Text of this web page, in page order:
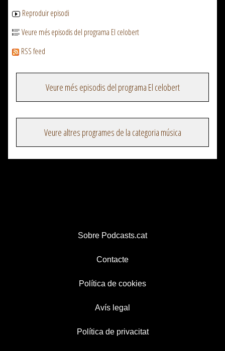
Reproduir episodi
Veure més episodis del programa El celobert
RSS feed
Veure més episodis del programa El celobert
Veure altres programes de la categoria música
Sobre Podcasts.cat
Contacte
Política de cookies
Avís legal
Política de privacitat